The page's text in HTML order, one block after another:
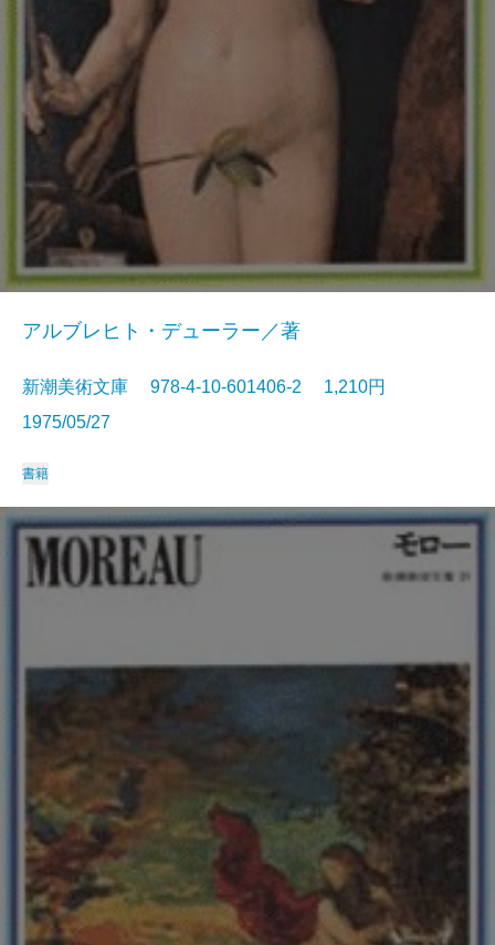
アルブレヒト・デューラー／著
新潮美術文庫 978-4-10-601406-2 1,210円
1975/05/27
書籍